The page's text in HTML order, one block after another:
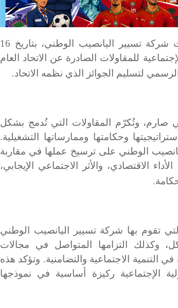
وفي امتداد لهذا الاعتراف الدولي، جدّدت شركة تسيير اليانصيب الوطني، بتاريخ 16
الإجتماعية للمقاولات الصادرة عن الاتحاد العام
لتسليم الجوائز الذي نظمه الاتحاد.
صارم، وتُكرّم المقاولات التي تُدمج بشكل
وحكامتها وممارساتها التشغيلية.
الوطني على ترسيخ عملها في مقاربة
الاقتصادي، والأثر الاجتماعي الإيجابي،
.
تقوم بها شركة تسيير اليانصيب الوطني
وكذلك التزامها المتواصل في مجالات
التنمية الاجتماعية والتضامنية. وتؤكد هذه
الإجتماعية ركيزة أساسية في نموذجها